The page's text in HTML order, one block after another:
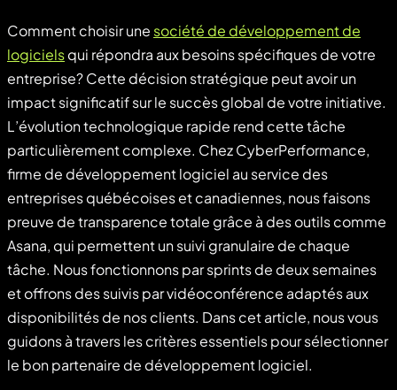
Comment choisir une société de développement de
logicielsqui répondra aux besoins spécifiques de votre
entreprise? Cette décision stratégique peut avoir un
impact significatif sur le succès global de votre initiative.
L’évolution technologique rapide rend cette tâche
particulièrement complexe. Chez CyberPerformance,
firme de développement logiciel au service des
entreprises québécoises et canadiennes, nous faisons
preuve de transparence totale grâce à des outils comme
Asana, qui permettent un suivi granulaire de chaque
tâche. Nous fonctionnons par sprints de deux semaines
et offrons des suivis par vidéoconférence adaptés aux
disponibilités de nos clients. Dans cet article, nous vous
guidons à travers les critères essentiels pour sélectionner
le bon partenaire de développement logiciel.